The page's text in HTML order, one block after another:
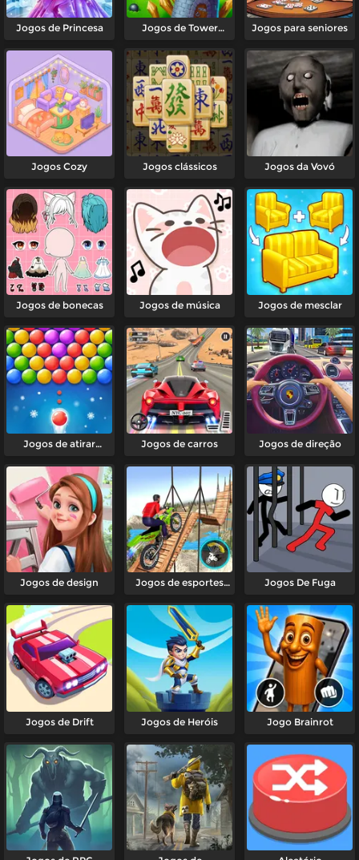
Jogos de Princesa
Jogos de Tower
Jogos para seniores
Jogos Cozy Jogos clássicos Jogos da Vovó
Jogos de bonecas Jogos de música Jogos de mesclar
Jogos de atirar
Jogos de carros Jogos de direção
Jogos de design
Jogos de esportes
Jogos De Fuga
Jogos de Drift Jogos de Heróis Jogo Brainrot